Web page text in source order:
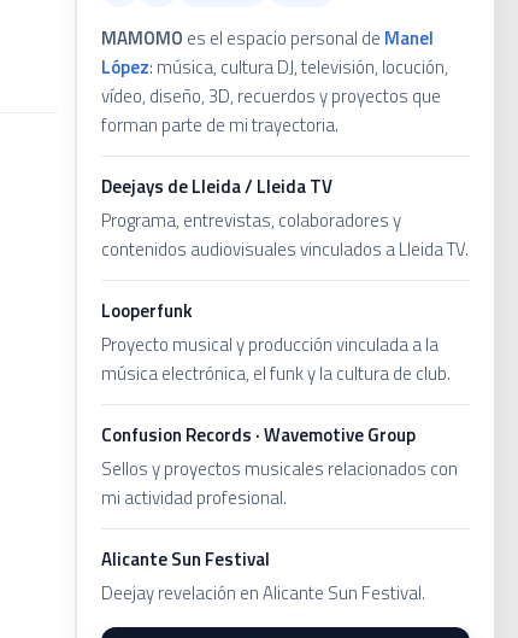
MAMOMO es el espacio personal de Manel
López: música, cultura DJ, televisión, locución,
vídeo, diseño, 3D, recuerdos y proyectos que
forman parte de mi trayectoria.
Deejays de Lleida / Lleida TV
Programa, entrevistas, colaboradores y
contenidos audiovisuales vinculados a Lleida TV.
Looperfunk
Proyecto musical y producción vinculada a la
música electrónica, el funk y la cultura de club.
Confusion Records · Wavemotive Group
Sellos y proyectos musicales relacionados con
mi actividad profesional.
Alicante Sun Festival
Deejay revelación en Alicante Sun Festival.